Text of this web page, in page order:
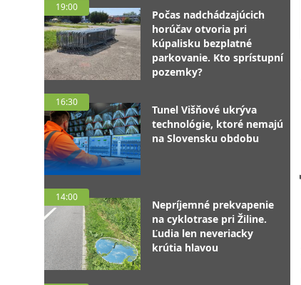
19:00
Počas nadchádzajúcich
horúčav otvoria pri
kúpalisku bezplatné
parkovanie. Kto sprístupní
pozemky?
16:30
Tunel Višňové ukrýva
technológie, ktoré nemajú
na Slovensku obdobu
14:00
Nepríjemné prekvapenie
na cyklotrase pri Žiline.
Ľudia len neveriacky
krútia hlavou